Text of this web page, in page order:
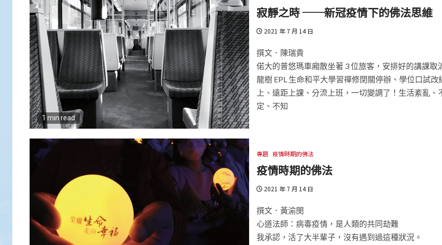
1 min read
寂靜之時 ──新冠疫情下的佛法思維
2021 年 7 月 14 日
撰文．陳瑞貴
偌大的普悠瑪車廂散坐著 3 位旅客，安排好的講課取
龍樹 EPL 生命和平大學習禪修閉關停辦、學位口試改
上、遠距上課、分流上班，一切變調了！生活紊亂、
定、不知
專題 疫情時期的佛法
疫情時期的佛法
2021 年 7 月 14 日
撰文．黃渝閔
心道法師：病毒疫情，是人類的共同劫難
我承認，活了大半輩子，沒有遇到過這種狀況。